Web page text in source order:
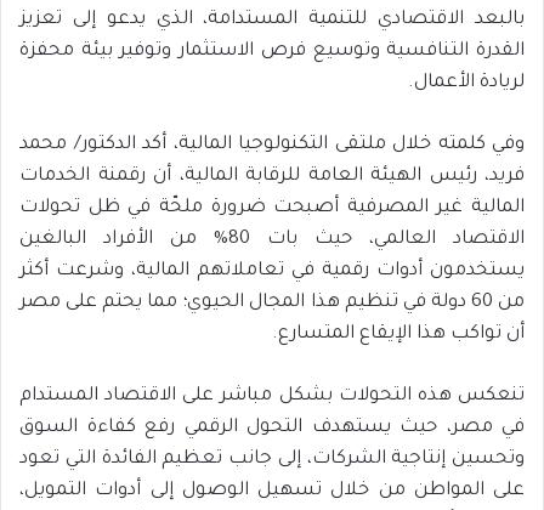
بالبعد الاقتصادي للتنمية المستدامة، الذي يدعو إلى تعزيز
القدرة التنافسية وتوسيع فرص الاستثمار وتوفير بيئة محفزة
لريادة الأعمال.
وفي كلمته خلال ملتقى التكنولوجيا المالية، أكد الدكتور/ محمد
فريد، رئيس الهيئة العامة للرقابة المالية، أن رقمنة الخدمات
المالية غير المصرفية أصبحت ضرورة ملحّة في ظل تحولات
الاقتصاد العالمي، حيث بات 80% من الأفراد البالغين
يستخدمون أدوات رقمية في تعاملاتهم المالية، وشرعت أكثر
من 60 دولة في تنظيم هذا المجال الحيوي؛ مما يحتم على مصر
أن تواكب هذا الإيقاع المتسارع.
تنعكس هذه التحولات بشكل مباشر على الاقتصاد المستدام
في مصر، حيث يستهدف التحول الرقمي رفع كفاءة السوق
وتحسين إنتاجية الشركات، إلى جانب تعظيم الفائدة التي تعود
على المواطن من خلال تسهيل الوصول إلى أدوات التمويل،